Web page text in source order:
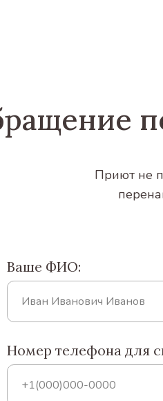
Приют не
Ваше ФИО:
Номер телефона для